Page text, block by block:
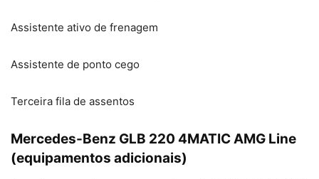
Assistente ativo de frenagem
Assistente de ponto cego
Terceira fila de assentos
Mercedes-Benz GLB 220 4MATIC AMG Line
(equipamentos adicionais)